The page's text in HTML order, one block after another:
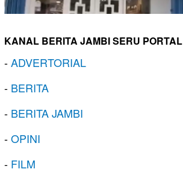
KANAL BERITA JAMBI SERU PORTAL
-ADVERTORIAL
- BERITA
- BERITA JAMBI
-OPINI
- FILM